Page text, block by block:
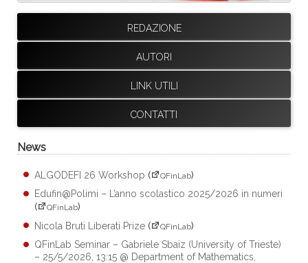
REDAZIONE
AUTORI
LINK UTILI
CONTATTI
News
ALGODEFI 26 Workshop ( QFinLab)
Edufin@Polimi – L’anno scolastico 2025/2026 in numeri
(
QFinLab)
Nicola Bruti Liberati Prize ( QFinLab)
QFinLab Seminar – Gabriele Sbaiz (University of Trieste)
– 25/5/2026, 13:15 @ Department of Mathematics,